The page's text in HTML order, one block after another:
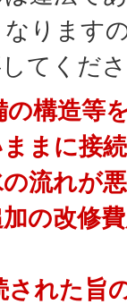
なります
てくださ
の構造等
まに接
流れが
の改修
された旨